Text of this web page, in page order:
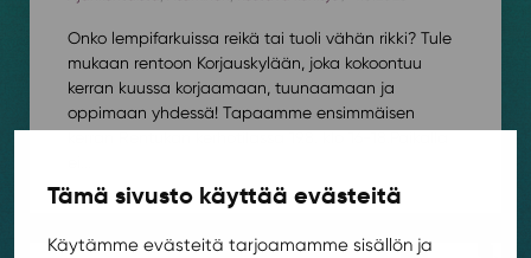
Tämä sivusto käyttää evästeitä
Käytämme evästeitä tarjoamamme sisällön ja
Onko lempifarkuissa reikä tai tuoli vähän rikki? Tule
mukaan rentoon Korjauskylään, joka kokoontuu
kerran kuussa korjaamaan, tuunaamaan ja
oppimaan yhdessä! Tapaamme ensimmäisen